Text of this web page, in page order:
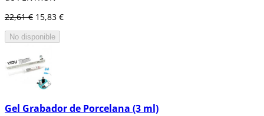
22,61 € 15,83 €
No disponible
Gel Grabador de Porcelana (3 ml)